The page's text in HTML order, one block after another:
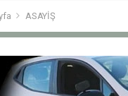
ASAYİŞ